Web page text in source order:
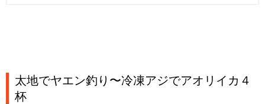
太地でヤエン釣り〜冷凍アジでアオリイカ４
杯